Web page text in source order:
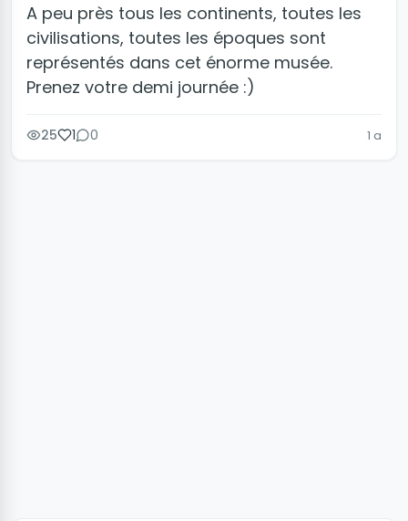
A peu près tous les continents, toutes les
civilisations, toutes les époques sont
représentés dans cet énorme musée.
Prenez votre demi journée :)
25 1 0 1 a